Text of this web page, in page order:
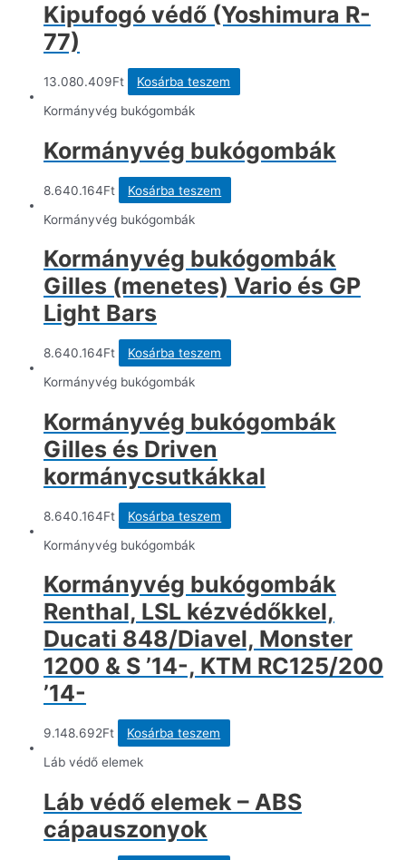
Kipufogó védő (Yoshimura R-
77)
13.080.409Ft
Kosárba teszem
Kormányvég bukógombák
Kormányvég bukógombák
8.640.164Ft
Kosárba teszem
Kormányvég bukógombák
Kormányvég bukógombák
Gilles (menetes) Vario és GP
Light Bars
8.640.164Ft
Kosárba teszem
Kormányvég bukógombák
Kormányvég bukógombák
Gilles és Driven
kormánycsutkákkal
8.640.164Ft
Kosárba teszem
Kormányvég bukógombák
Kormányvég bukógombák
Renthal, LSL kézvédőkkel,
Ducati 848/Diavel, Monster
1200 & S ’14-, KTM RC125/200
’14-
9.148.692Ft
Kosárba teszem
Láb védő elemek
Láb védő elemek – ABS
cápauszonyok